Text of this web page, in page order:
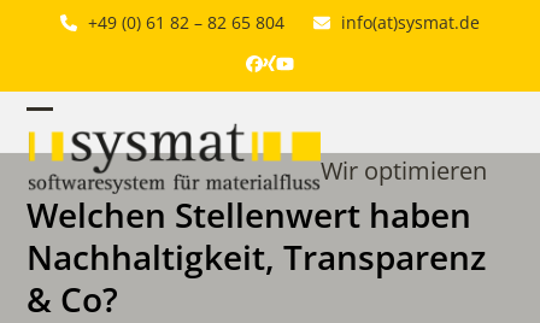
+49 (0) 61 82 – 82 65 804 info(at)sysmat.de
Facebook
XingYouTube
Open
mobile
menu
Close
mobile
menu
Welchen Stellenwert haben
Nachhaltigkeit, Transparenz
& Co?
Wir optimieren